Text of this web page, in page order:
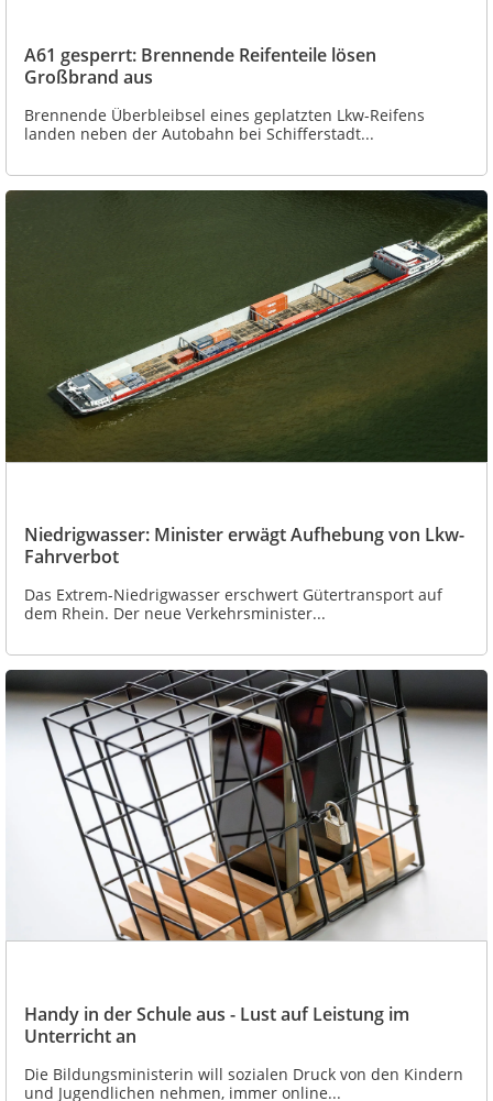
A61 gesperrt: Brennende Reifenteile lösen
Großbrand aus
Brennende Überbleibsel eines geplatzten Lkw-Reifens
landen neben der Autobahn bei Schifferstadt...
Niedrigwasser: Minister erwägt Aufhebung von Lkw-
Fahrverbot
Das Extrem-Niedrigwasser erschwert Gütertransport auf
dem Rhein. Der neue Verkehrsminister...
Handy in der Schule aus - Lust auf Leistung im
Unterricht an
Die Bildungsministerin will sozialen Druck von den Kindern
und Jugendlichen nehmen, immer online...